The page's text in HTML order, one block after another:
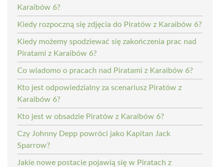
Karaibów 6?
Kiedy rozpoczną się zdjęcia do Piratów z Karaibów 6?
Kiedy możemy spodziewać się zakończenia prac nad
Piratami z Karaibów 6?
Co wiadomo o pracach nad Piratami z Karaibów 6?
Kto jest odpowiedzialny za scenariusz Piratów z
Karaibów 6?
Kto jest w obsadzie Piratów z Karaibów 6?
Czy Johnny Depp powróci jako Kapitan Jack
Sparrow?
Jakie nowe postacie pojawią się w Piratach z